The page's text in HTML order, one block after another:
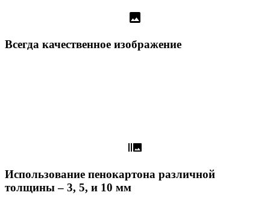
image
Всегда качественное изображение
burst_mode
Использование пенокартона различной
толщины – 3, 5, и 10 мм